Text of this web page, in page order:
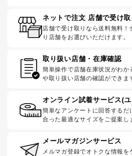
ネットで注文 店舗で受け取
店舗で受け取りなら送料無料！
り店舗をお選びいただけます。
取り扱い店舗・在庫確認
簡単操作で店舗在庫状況がわか
や取り扱い店舗の確認ができま
オンライン試着サービス(
簡単なアンケートに回答するだ
合った最適なサイズをご提案し
メールマガジンサービス
メルマガ登録でオトクな情報を